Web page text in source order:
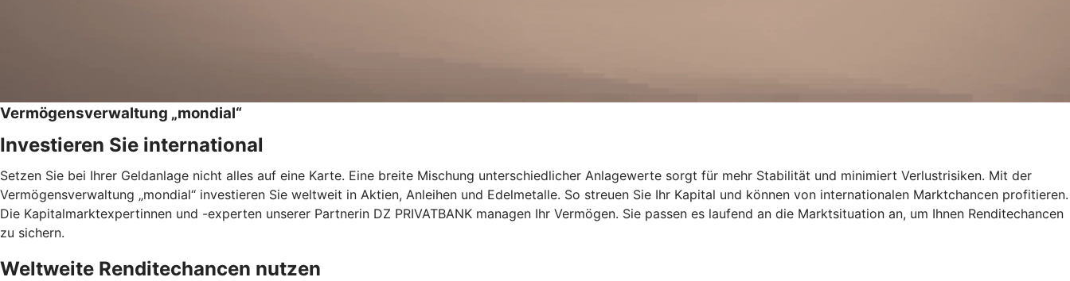
Vermögensverwaltung „mondial“
Investieren Sie international
Setzen Sie bei Ihrer Geldanlage nicht alles auf eine Karte. Eine breite Mischung unterschiedlicher Anlagewerte sorgt für mehr Stabilität und minimiert Verlustrisiken. Mit der
Vermögensverwaltung „mondial“ investieren Sie weltweit in Aktien, Anleihen und Edelmetalle. So streuen Sie Ihr Kapital und können von internationalen Marktchancen profitieren.
Die Kapitalmarktexpertinnen und -experten unserer Partnerin DZ PRIVATBANK managen Ihr Vermögen. Sie passen es laufend an die Marktsituation an, um Ihnen Renditechancen
zu sichern.
Weltweite Renditechancen nutzen